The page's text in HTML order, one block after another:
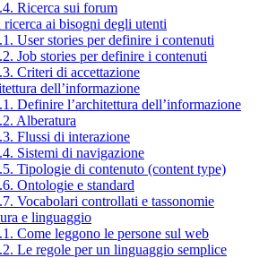
Ricerca sui forum
ai bisogni degli utenti
User stories per definire i contenuti
Job stories per definire i contenuti
Criteri di accettazione
dell’informazione
Definire l’architettura dell’informazione
Alberatura
Flussi di interazione
Sistemi di navigazione
Tipologie di contenuto (content type)
Ontologie e standard
Vocabolari controllati e tassonomie
e linguaggio
Come leggono le persone sul web
Le regole per un linguaggio semplice